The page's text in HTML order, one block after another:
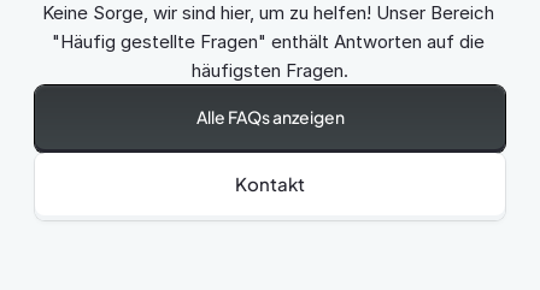
Keine Sorge, wir sind hier, um zu helfen! Unser Bereich
"Häufig gestellte Fragen" enthält Antworten auf die
häufigsten Fragen.
Alle FAQs anzeigen
Kontakt